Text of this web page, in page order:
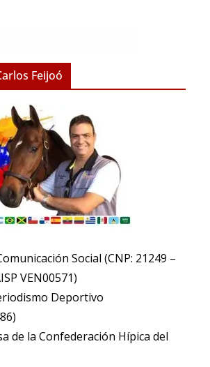
Feijoó
Social (CNP: 21249 –
VEN00571)
Deportivo
de la Confederación Hípica del